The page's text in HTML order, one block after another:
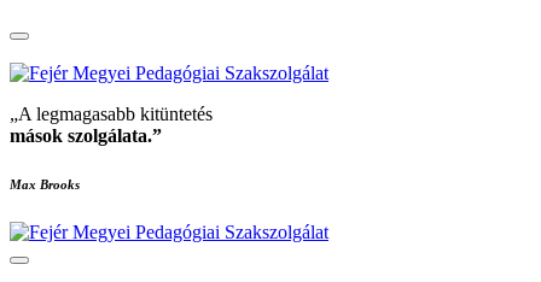
„A legmagasabb kitüntetés
mások szolgálata.”
Max Brooks